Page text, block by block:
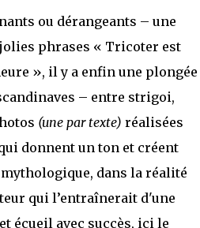
ou dérangeants – une
phrases « Tricoter est
», il y a enfin une plongée
– entre strigoi,
(une par texte) réalisées
donnent un ton et créent
dans la réalité
qui l’entraînerait d'une
écueil avec succès, ici le